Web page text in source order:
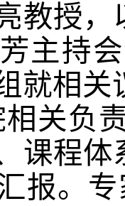
教授
主持
就相
关负
课程
报。